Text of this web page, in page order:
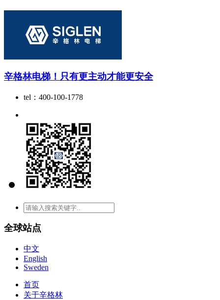
辛格林电梯！只有更主动才能更安全
tel：400-100-1778
全球站点
中文
English
Sweden
首页
关于辛格林